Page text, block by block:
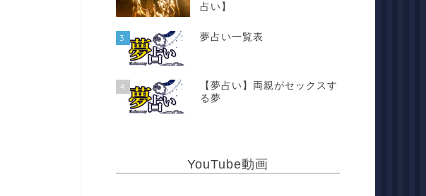
占い】
3 夢占い一覧表
4
【夢占い】両親がセックスす
る夢
YouTube動画